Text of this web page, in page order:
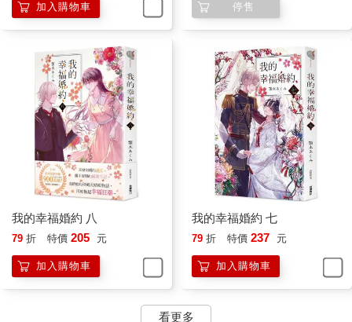
加入購物車 停售
我的幸福婚約 八
79 折 特價 205 元
加入購物車
我的幸福婚約 七
79 折 特價 237 元
加入購物車
看更多